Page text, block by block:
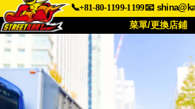
📞+81-80-1199-1199📧
菜單/更換店鋪
關於我們
交通資訊 顧客評價